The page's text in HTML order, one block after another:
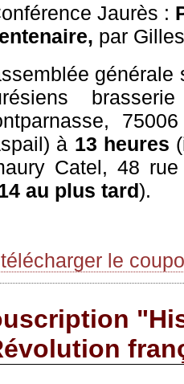
Jaurès :
par
à 13 heures
Catel, 48
au plus tard).
télécharger le